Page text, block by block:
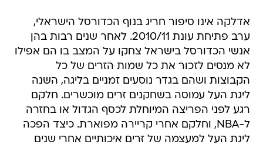
אדלקה אינו סיפור חריג בנוף הכדורסל הישראלי,
ערב פתיחת עונת 2010/11. לאחר שנים רבות בהן
אנשי הכדורסל בישראל צחקו על המצב בו הם אפילו
לא מנסים לזכור את כל שמות הזרים של כל
הקבוצות ושהם בגדר נוסעים זמניים בליגה, השנה
ליגת העל עמוסה בשחקנים זרים מוכשרים. חלקם
רגע לפני הפריצה המיוחלת לכסף הגדול או בחזרה
ל-NBA, וחלקם אחרי קריירה מפוארת. כיצד הפכה
ליגת העל למעצמה של זרים איכותיים אחרי שנים